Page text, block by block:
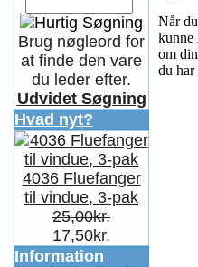
Når
kunne
om
du har
Brug nøgleord for
at finde den vare
du leder efter.
Udvidet Søgning
Hvad nyt?
4036 Fluefanger
til vindue, 3-pak
25,00kr.
17,50kr.
Information